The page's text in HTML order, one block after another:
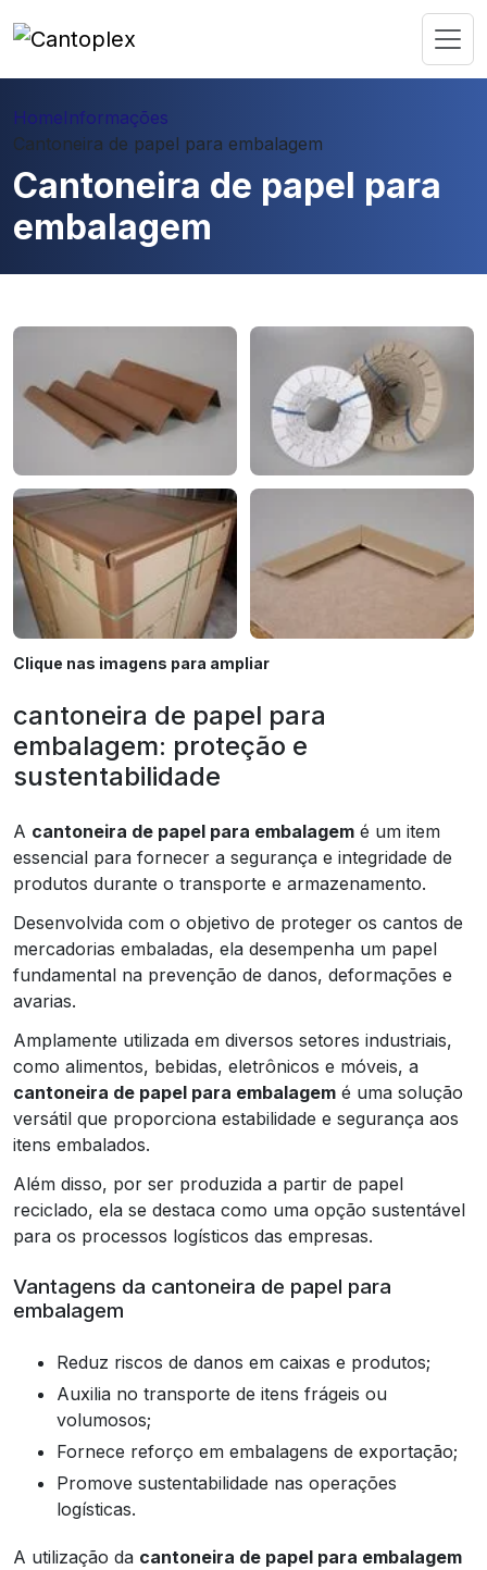
HomeInformações
Cantoneira de papel para embalagem
Cantoneira de papel para
embalagem
Clique nas imagens para ampliar
cantoneira de papel para
embalagem: proteção e
sustentabilidade
A cantoneira de papel para embalagem é um item
essencial para fornecer a segurança e integridade de
produtos durante o transporte e armazenamento.
Desenvolvida com o objetivo de proteger os cantos de
mercadorias embaladas, ela desempenha um papel
fundamental na prevenção de danos, deformações e
avarias.
Amplamente utilizada em diversos setores industriais,
como alimentos, bebidas, eletrônicos e móveis, a
cantoneira de papel para embalagem é uma solução
versátil que proporciona estabilidade e segurança aos
itens embalados.
Além disso, por ser produzida a partir de papel
reciclado, ela se destaca como uma opção sustentável
para os processos logísticos das empresas.
Vantagens da cantoneira de papel para
embalagem
Reduz riscos de danos em caixas e produtos;
Auxilia no transporte de itens frágeis ou
volumosos;
Fornece reforço em embalagens de exportação;
Promove sustentabilidade nas operações
logísticas.
A utilização da cantoneira de papel para embalagem